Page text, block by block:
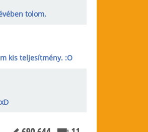
tolom.
kis teljesítmény. :O